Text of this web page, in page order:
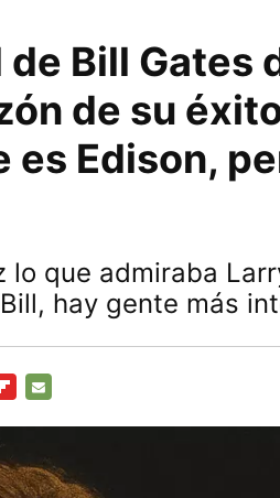
de Bill Gates
de su
es Edison,
lo que admiraba
hay gente más